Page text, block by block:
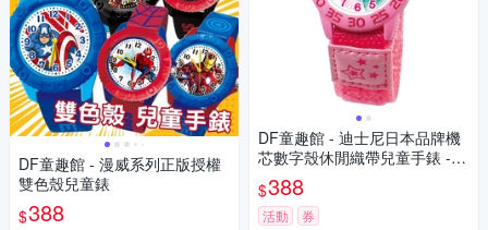
DF童趣館 - 漫威系列正版授權
雙色殼兒童錶
$388
DF童趣館 - 迪士尼日本品牌機
芯數字殼休閒織帶兒童手錶 -
多款可選
$388
活動 券